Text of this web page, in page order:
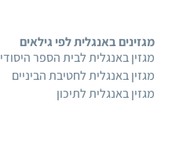
מגזינים באנגלית לפי גילאים
מגזין באנגלית לבית הספר היסודי
מגזין באנגלית לחטיבת הביניים
מגזין באנגלית לתיכון